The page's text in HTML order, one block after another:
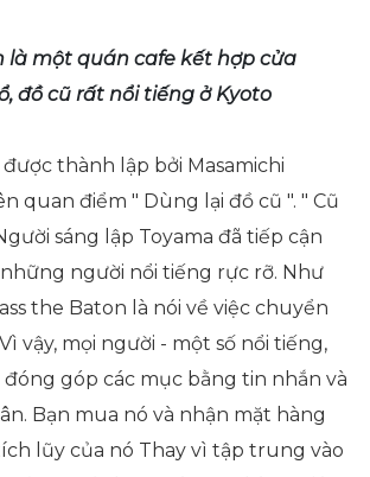
là một quán cafe kết hợp cửa
đồ cũ rất nổi tiếng ở Kyoto
thành lập bởi Masamichi
quan điểm " Dùng lại đồ cũ ". " Cũ
sáng lập Toyama đã tiếp cận
người nổi tiếng rực rỡ. Như
the Baton là nói về việc chuyển
vậy, mọi người - một số nổi tiếng,
góp các mục bằng tin nhắn và
Bạn mua nó và nhận mặt hàng
lũy của nó Thay vì tập trung vào